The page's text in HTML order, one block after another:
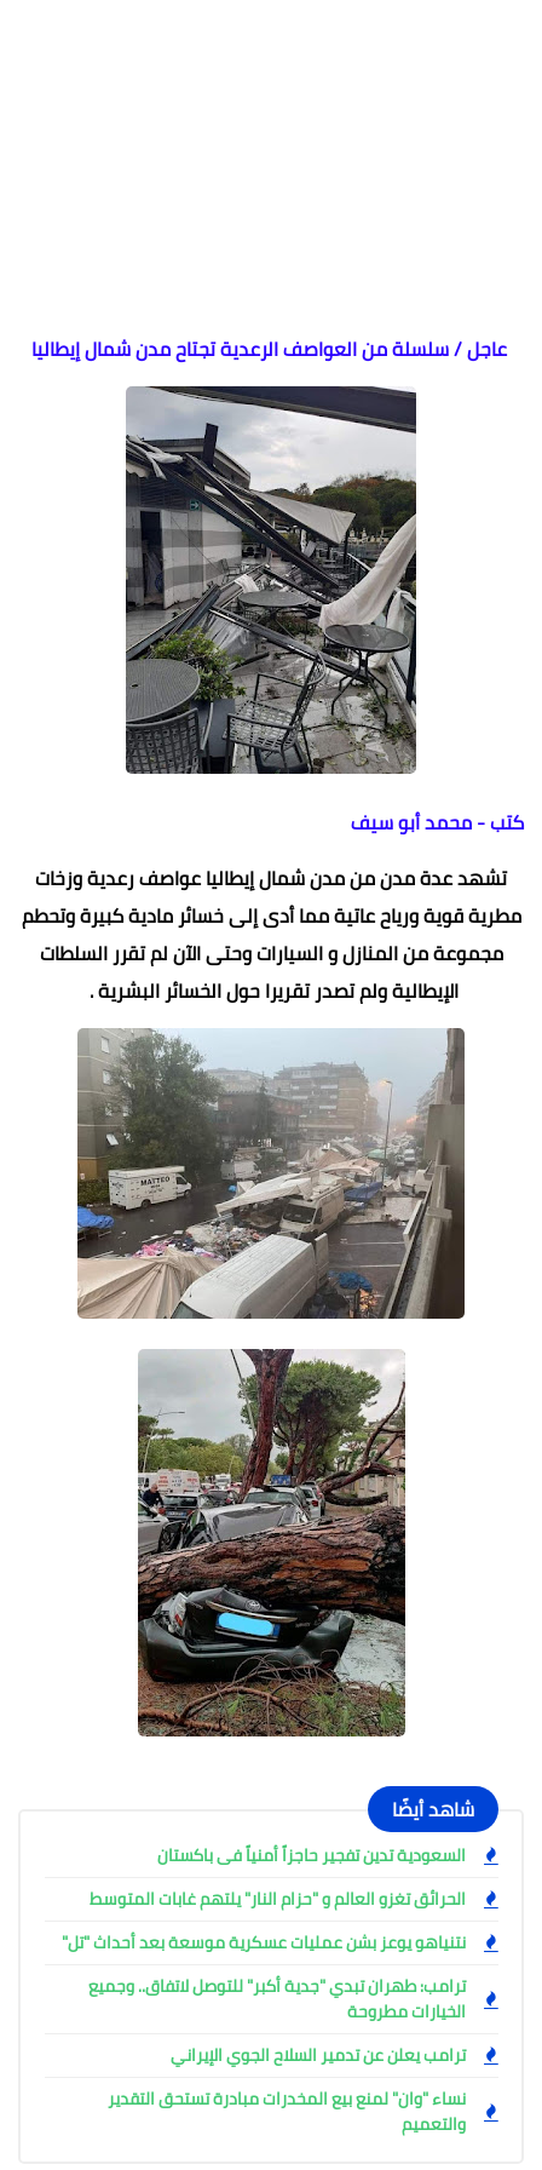
عاجل / سلسلة من العواصف الرعدية تجتاح مدن شمال إيطاليا
كتب - محمد أبو سيف
تشهد عدة مدن من مدن شمال إيطاليا عواصف رعدية وزخات
مطرية قوية ورياح عاتية مما أدى إلى خسائر مادية كبيرة وتحطم
مجموعة من المنازل و السيارات وحتى الآن لم تقرر السلطات
الإيطالية ولم تصدر تقريرا حول الخسائر البشرية .
شاهد أيضًا
السعودية تدين تفجير حاجزاً أمنياً فى باكستان
الحرائق تغزو العالم و "حزام النار" يلتهم غابات المتوسط
نتنياهو يوعز بشن عمليات عسكرية موسعة بعد أحداث "تل"
ترامب: طهران تبدي "جدية أكبر" للتوصل لاتفاق.. وجميع
الخيارات مطروحة
ترامب يعلن عن تدمير السلاح الجوي الإيراني
نساء "وان" لمنع بيع المخدرات مبادرة تستحق التقدير
والتعميم